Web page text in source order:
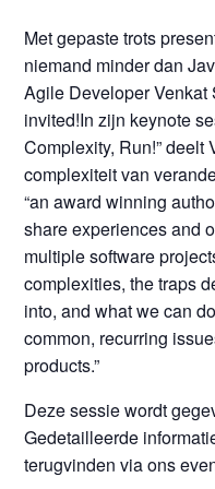
Met gepaste trots
niemand minder dan
Agile Developer Venkat
invited!In zijn keynote
Complexity, Run!” deelt
complexiteit van
“an award winning
share experiences and
multiple software
complexities, the traps
into, and what we can
common, recurring
products.”
Deze sessie wordt
Gedetailleerde
terugvinden via ons